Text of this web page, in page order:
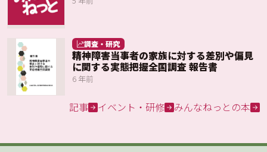
調査・研究
精神障害当事者の家族に対する差別や偏見
に関する実態把握全国調査 報告書
6 年前
記事 イベント・研修 みんなねっとの本